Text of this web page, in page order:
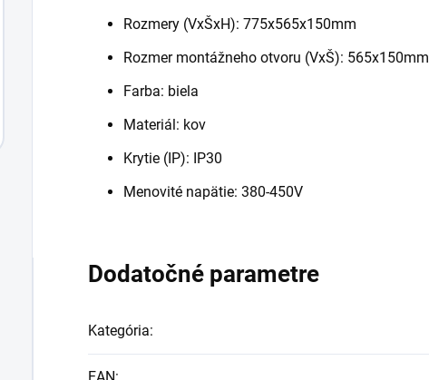
Rozmery (VxŠxH): 775x565x150mm
Rozmer montážneho otvoru (VxŠ): 565x150mm
Farba: biela
Materiál: kov
Krytie (IP): IP30
Menovité napätie: 380-450V
Dodatočné parametre
Kategória: